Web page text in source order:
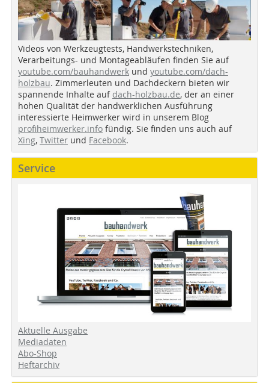
Videos von Werkzeugtests, Handwerkstechniken,
Verarbeitungs- und Montageabläufen finden Sie auf
youtube.com/bauhandwerk und youtube.com/dach-
holzbau. Zimmerleuten und Dachdeckern bieten wir
spannende Inhalte auf dach-holzbau.de, der an einer
hohen Qualität der handwerklichen Ausführung
interessierte Heimwerker wird in unserem Blog
profiheimwerker.info fündig. Sie finden uns auch auf
Xing, Twitter und Facebook.
Service
Aktuelle Ausgabe
Mediadaten
Abo-Shop
Heftarchiv